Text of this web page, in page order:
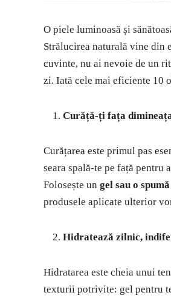
O piele luminoasă și
Strălucirea naturală vine din
cuvinte, nu ai nevoie de un
zi. Iată cele mai eficiente 10
Curăță-ți fața
Curățarea este primul pas
seara spală-te pe față
Folosește un gel sau o
produsele aplicate ulterior
Hidratează zilnic,
Hidratarea este cheia unui
texturii potrivite: gel pentru